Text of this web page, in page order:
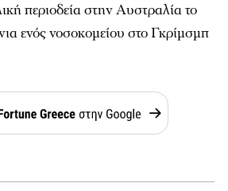
περιοδεία στην Αυστραλία το
ενός νοσοκομείου στο Γκρίμσμπ